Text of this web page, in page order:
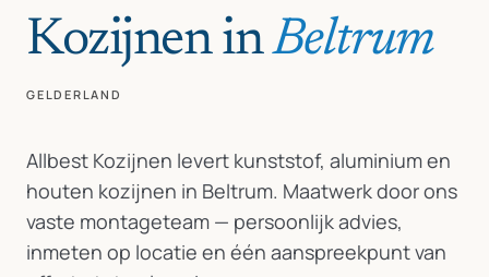
Kozijnen inBeltrum
GELDERLAND
Allbest Kozijnen levert kunststof, aluminium en
houten kozijnen in Beltrum. Maatwerk door ons
vaste montageteam — persoonlijk advies,
inmeten op locatie en één aanspreekpunt van